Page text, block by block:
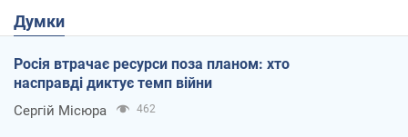
Думки
Росія втрачає ресурси поза планом: хто
насправді диктує темп війни
Сергій Місюра 462